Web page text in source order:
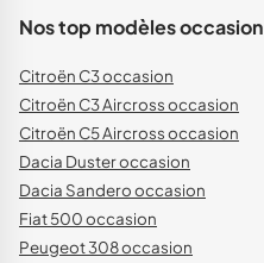
Nos top modèles occasion
Citroën C3 occasion
Citroën C3 Aircross occasion
Citroën C5 Aircross occasion
Dacia Duster occasion
Dacia Sandero occasion
Fiat 500 occasion
Peugeot 308 occasion